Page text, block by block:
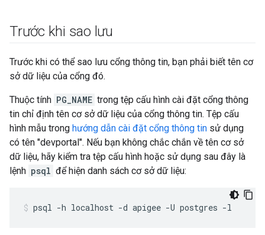
Trước khi sao lưu
Trước khi có thể sao lưu cổng thông tin, bạn phải biết tên cơ
sở dữ liệu của cổng đó.
Thuộc tính PG_NAME trong tệp cấu hình cài đặt cổng thông
tin chỉ định tên cơ sở dữ liệu của cổng thông tin. Tệp cấu
hình mẫu trong hướng dẫn cài đặt cổng thông tin sử dụng
có tên "devportal". Nếu bạn không chắc chắn về tên cơ sở
dữ liệu, hãy kiểm tra tệp cấu hình hoặc sử dụng sau đây là
lệnh psql để hiện danh sách cơ sở dữ liệu:
psql -h localhost -d apigee -U postgres -l